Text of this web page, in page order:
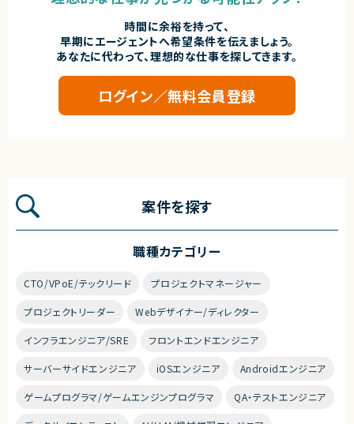
時間に余裕を持って、
早期にエージェントへ希望条件を伝えましょう。
あなたに代わって、理想的な仕事を探してきます。
ログイン／無料会員登録
案件を探す
職種カテゴリー
CTO/VPoE/テックリード プロジェクトマネージャー
プロジェクトリーダー Webデザイナー/ディレクター
インフラエンジニア/SRE フロントエンドエンジニア
サーバーサイドエンジニア iOSエンジニア Androidエンジニア
ゲームプログラマ/ゲームエンジンプログラマ QA・テストエンジニア